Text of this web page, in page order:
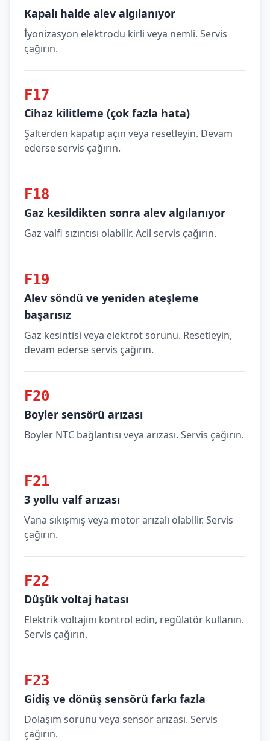
Kapalı halde alev algılanıyor
İyonizasyon elektrodu kirli veya nemli. Servis
çağırın.
F17
Cihaz kilitleme (çok fazla hata)
Şalterden kapatıp açın veya resetleyin. Devam
ederse servis çağırın.
F18
Gaz kesildikten sonra alev algılanıyor
Gaz valfi sızıntısı olabilir. Acil servis çağırın.
F19
Alev söndü ve yeniden ateşleme
başarısız
Gaz kesintisi veya elektrot sorunu. Resetleyin,
devam ederse servis çağırın.
F20
Boyler sensörü arızası
Boyler NTC bağlantısı veya arızası. Servis çağırın.
F21
3 yollu valf arızası
Vana sıkışmış veya motor arızalı olabilir. Servis
çağırın.
F22
Düşük voltaj hatası
Elektrik voltajını kontrol edin, regülatör kullanın.
Servis çağırın.
F23
Gidiş ve dönüş sensörü farkı fazla
Dolaşım sorunu veya sensör arızası. Servis
çağırın.